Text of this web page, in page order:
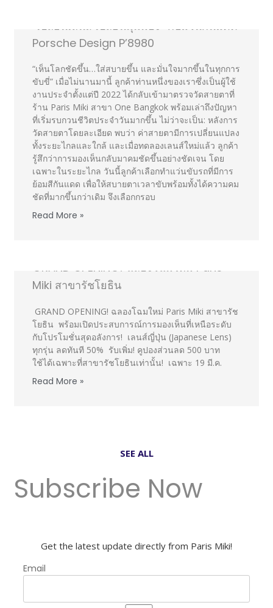
“เปลี่ยนเลนส์ เปลี่ยนมุมมอง” กับแว่นกันแดด
Porsche Design P’8980
“เห็นโลกชัดขึ้น…ใส่สบายขึ้น และมั่นใจมากขึ้นในทุกการ
ขับขี่” เมื่อไม่นานมานี้ ลูกค้าท่านหนึ่งของเราซึ่งเป็นผู้ใช้
งานประจำตั้งแต่ปี 2022 ได้กลับเข้ามาตรวจวัดสายตาที่
ร้าน Paris Miki สาขา One Bangkok พร้อมเล่าถึงปัญหา
ที่เริ่มรบกวนชีวิตประจำวันมากขึ้น ไม่ว่าจะเป็น: หลังการ
วัดสายตาโดยละเอียด พบว่า ค่าสายตามีการเปลี่ยนแปลง
ทั้งระยะไกลและใกล้ และเมื่อทดลองเลนส์ใหม่แล้ว ลูกค้า
รู้สึกว่าการมองเห็นกลับมาคมชัดขึ้นอย่างชัดเจน โดย
เฉพาะในระยะไกล วันนี้ลูกค้าเลือกทำแว่นขับรถที่มีการ
ย้อมสีกันแดด เพื่อให้สบายตาเวลาขับพร้อมทั้งได้ความคม
ชัดที่มากขึ้นกว่าเดิม จึงเลือกกรอบ
Read More »
GRAND OPENING! ฉลองโฉมใหม่ Paris
Miki สาขารัชโยธิน
GRAND OPENING! ฉลองโฉมใหม่ Paris Miki สาขารัช
โยธิน พร้อมเปิดประสบการณ์การมองเห็นที่เหนือระดับ
กับโปรโมชั่นสุดอลังการ! เลนส์ญี่ปุ่น (Japanese Lens)
ทุกรุ่น ลดทันที 50% รับเพิ่ม! คูปองส่วนลด 500 บาท
ใช้ได้เฉพาะที่สาขารัชโยธินเท่านั้น! เฉพาะ 19 มี.ค.
Read More »
SEE ALL
Subscribe Now
Get the latest update directly from Paris Miki!
Email